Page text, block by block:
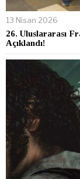
13 Nisan 2026
26. Uluslararası
Açıklandı!